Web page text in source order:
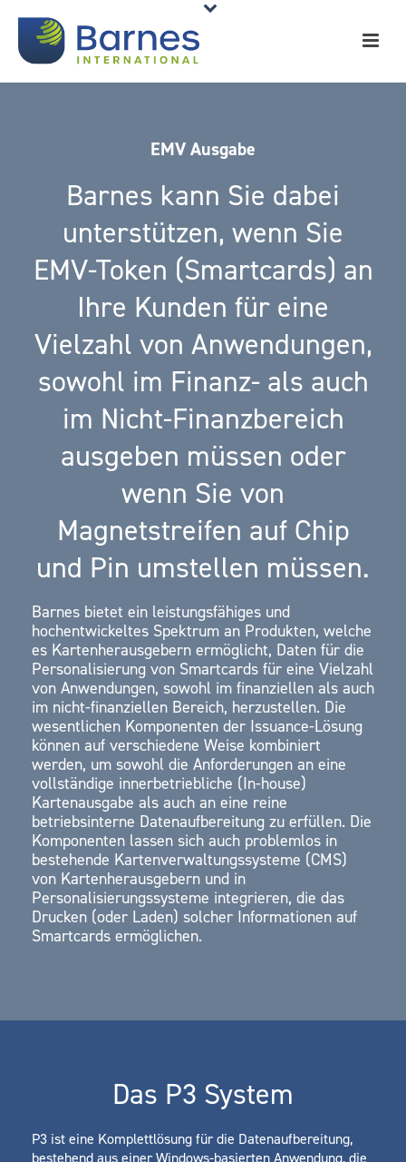
EMV Ausgabe
Barnes kann Sie dabei
unterstützen, wenn Sie
EMV-Token (Smartcards) an
Ihre Kunden für eine
Vielzahl von Anwendungen,
sowohl im Finanz- als auch
im Nicht-Finanzbereich
ausgeben müssen oder
wenn Sie von
Magnetstreifen auf Chip
und Pin umstellen müssen.
Barnes bietet ein leistungsfähiges und
hochentwickeltes Spektrum an Produkten, welche
es Kartenherausgebern ermöglicht, Daten für die
Personalisierung von Smartcards für eine Vielzahl
von Anwendungen, sowohl im finanziellen als auch
im nicht-finanziellen Bereich, herzustellen. Die
wesentlichen Komponenten der Issuance-Lösung
können auf verschiedene Weise kombiniert
werden, um sowohl die Anforderungen an eine
vollständige innerbetriebliche (In-house)
Kartenausgabe als auch an eine reine
betriebsinterne Datenaufbereitung zu erfüllen. Die
Komponenten lassen sich auch problemlos in
bestehende Kartenverwaltungssysteme (CMS)
von Kartenherausgebern und in
Personalisierungssysteme integrieren, die das
Drucken (oder Laden) solcher Informationen auf
Smartcards ermöglichen.
Das P3 System
P3 ist eine Komplettlösung für die Datenaufbereitung,
bestehend aus einer Windows-basierten Anwendung, die